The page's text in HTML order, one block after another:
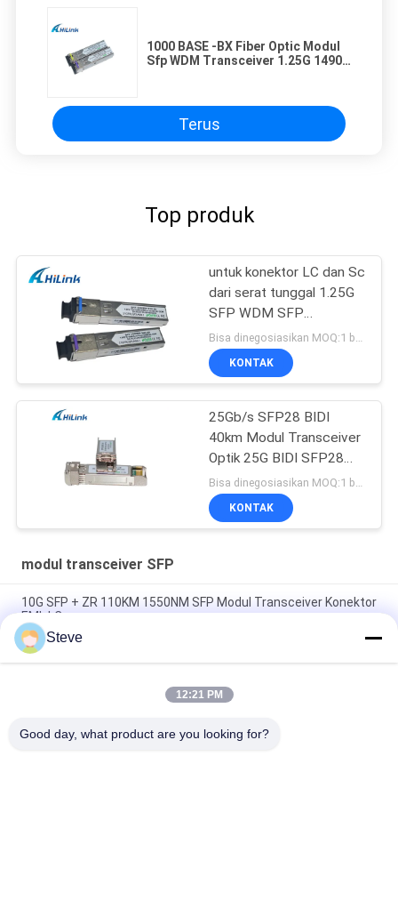
1000 BASE -BX Fiber Optic Modul
Sfp WDM Transceiver 1.25G 1490 /
Terus
Top produk
untuk konektor LC dan Sc
dari serat tunggal 1.25G
SFP WDM SFP
Transceiver Module
Bisa dinegosiasikan MOQ:1 buah
KONTAK
25Gb/s SFP28 BIDI
40km Modul Transceiver
Optik 25G BIDI SFP28
40KM Ethernet
KONTAK
modul transceiver SFP
10G SFP + ZR 110KM 1550NM SFP Modul Transceiver Konektor
EML LC
Deplex LC SM Fiber 100G Modul Serat Optik Jarak Jauh 100KM
Dengan DDM
Modul Transceiver SFP 10G 850nm 300M Konektor LC ganda
Steve
12:21 PM
Good day, what product are you looking for?